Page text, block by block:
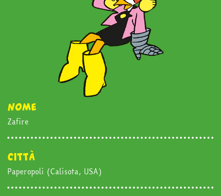
in edicola
mondo fumetto
nome
Zafire
città
Paperopoli (Calisota, USA)